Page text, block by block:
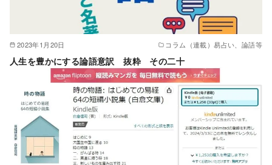
2023年1月20日 コラム（連載）易占い、論語等
人生を豊かにする論語意訳 抜粋 その二十